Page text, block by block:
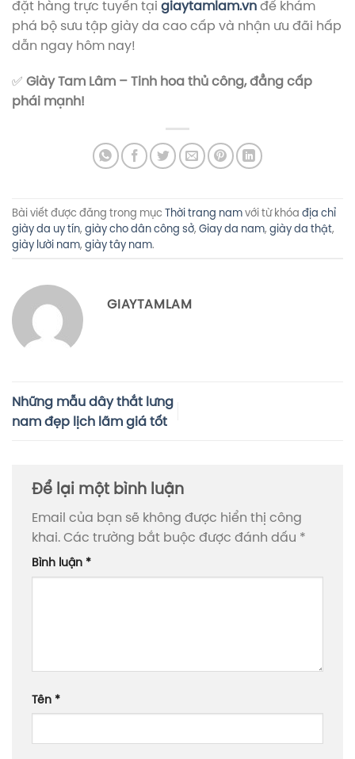
đặt hàng trực tuyến tại giaytamlam.vnđể khám
phá bộ sưu tập giày da cao cấp và nhận ưu đãi hấp
dẫn ngay hôm nay!
✅ Giày Tam Lâm – Tinh hoa thủ công, đẳng cấp
phái mạnh!
Bài viết được đăng trong mục Thời trang namvới từ khóa địa chỉ
giày da uy tín, giày cho dân công sở, Giay da nam, giày da thật,
giày lười nam, giày tây nam.
GIAYTAMLAM
Những mẫu dây thắt lưng
nam đẹp lịch lãm giá tốt
Để lại một bình luận
Email của bạn sẽ không được hiển thị công
khai.Các trường bắt buộc được đánh dấu *
Bình luận *
Tên *